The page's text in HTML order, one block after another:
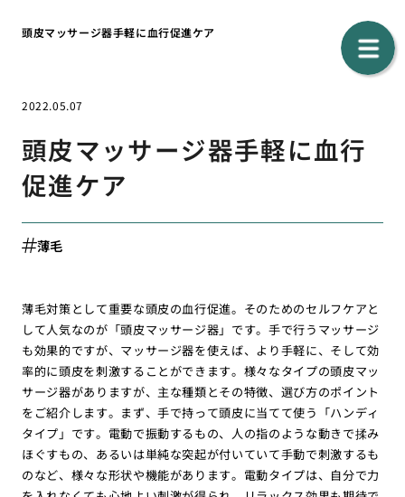
頭皮マッサージ器手軽に血行促進ケア
2022.05.07
頭皮マッサージ器手軽に血行
促進ケア
薄毛
薄毛対策として重要な頭皮の血行促進。そのためのセルフケアと
して人気なのが「頭皮マッサージ器」です。手で行うマッサージ
も効果的ですが、マッサージ器を使えば、より手軽に、そして効
率的に頭皮を刺激することができます。様々なタイプの頭皮マッ
サージ器がありますが、主な種類とその特徴、選び方のポイント
をご紹介します。まず、手で持って頭皮に当てて使う「ハンディ
タイプ」です。電動で振動するもの、人の指のような動きで揉み
ほぐすもの、あるいは単純な突起が付いていて手動で刺激するも
のなど、様々な形状や機能があります。電動タイプは、自分で力